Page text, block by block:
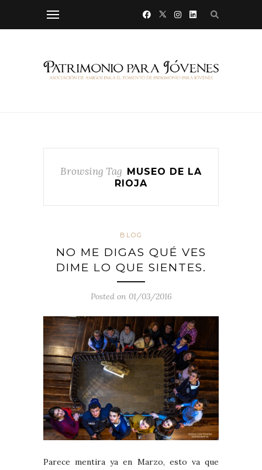
Browsing Tag
MUSEO DE LA
RIOJA
BLOG
NO ME DIGAS QUÉ VES
DIME LO QUE SIENTES.
Posted on 01/03/2016
Parece mentira ya en Marzo, esto va que